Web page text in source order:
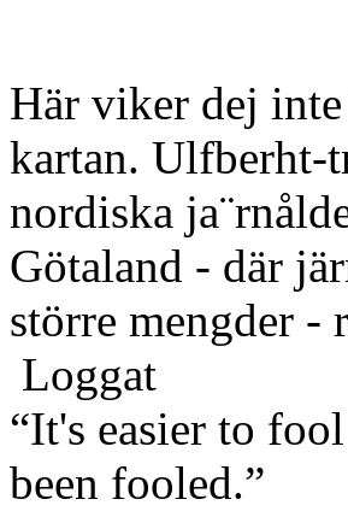
Här viker dej
kartan. Ulfberht-
nordiska
Götaland - där
större mengder -
Loggat
“It's easier to
been fooled.”